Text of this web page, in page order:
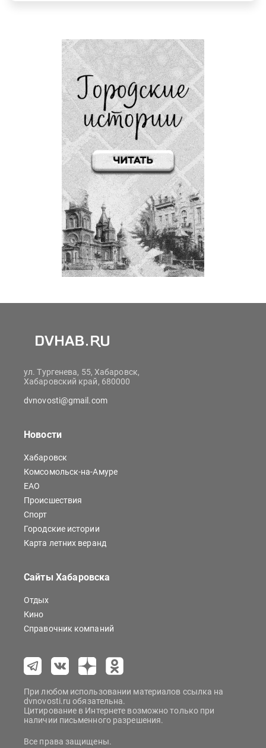
ул. Тургенева, 55, Хабаровск,
Хабаровский край, 680000
dvnovosti@gmail.com
Новости
Хабаровск
Комсомольск-на-Амуре
ЕАО
Происшествия
Спорт
Городские истории
Карта летних веранд
Сайты Хабаровска
Отдых
Кино
Справочник компаний
При любом использовании материалов ссылка на
dvnovosti.ru обязательна.
Цитирование в Интернете возможно только при
наличии письменного разрешения.
Все права защищены.